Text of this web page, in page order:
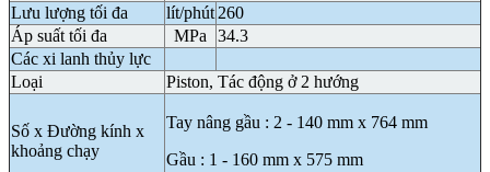
Lưu lượng tối đa
lít/phút 260
Áp suất tối đa
MPa
34.3
Các xi lanh thủy lực
Loại
Piston, Tác động ở 2 hướng
Số x Đường kính x
khoảng chạy
Tay nâng gầu : 2 - 140 mm x 764 mm
Gầu : 1 - 160 mm x 575 mm